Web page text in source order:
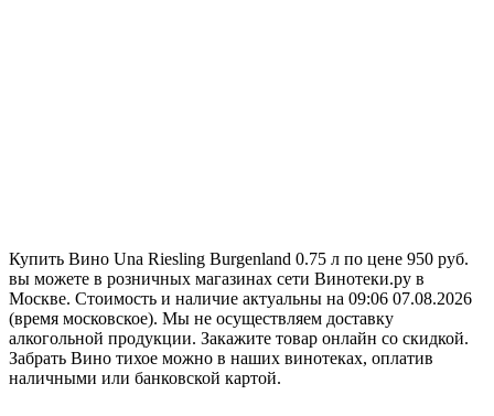
Купить Вино Una Riesling Burgenland 0.75 л по цене 950 руб.
вы можете в розничных магазинах сети Винотеки.ру в
Москве. Стоимость и наличие актуальны на 09:06 07.08.2026
(время московское). Мы не осуществляем доставку
алкогольной продукции. Закажите товар онлайн со скидкой.
Забрать Вино тихое можно в наших винотеках, оплатив
наличными или банковской картой.